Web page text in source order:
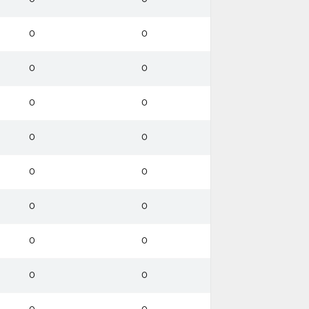
0 0
0 0
0 0
0 0
0 0
0 0
0 0
0 0